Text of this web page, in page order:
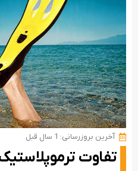
آخرین بروزرسانی: 1 سال قبل
تفاوت